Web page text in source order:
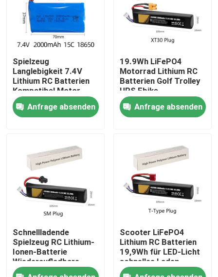
Produkte
Videos
Über uns
Fabrik-Ausflug
Qualitätskontrolle
Treten Sie mit uns in Verbindung
Fordern Sie ein Zitat
Lithium Ion Battery Cells
Lithium-Eisenphosphat-Batteriezelle
Spielzeug
Langlebigkeit 7.4V
Lithium RC Batterien
Kompatibel Motor
Start 2000mAh
Anfrage absenden
19.9Wh LiFePO4
Motorrad Lithium RC
Batterien Golf Trolley
UPS Ebike
Anfrage absenden
Schnellladende
Spielzeug RC Lithium-
Ionen-Batterie
Wiederaufladbare
Geschenke 11,1 V
Scooter LiFePO4
Lithium RC Batterien
19,9Wh für LED-Licht
schnelles Laden